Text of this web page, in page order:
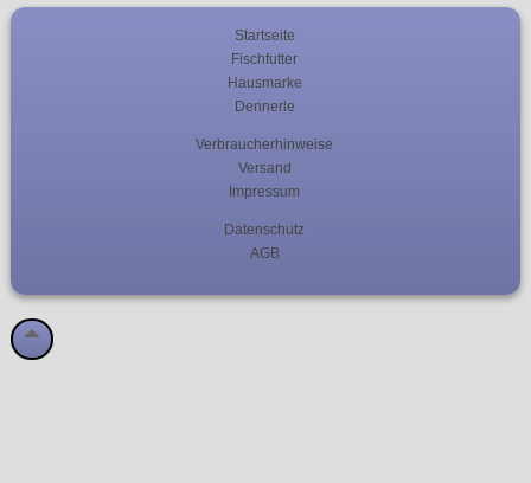
Startseite
Fischfutter
Hausmarke
Dennerle
Verbraucherhinweise
Versand
Impressum
Datenschutz
AGB